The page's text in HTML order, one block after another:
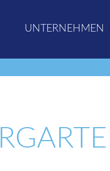
UNTERNEHMEN